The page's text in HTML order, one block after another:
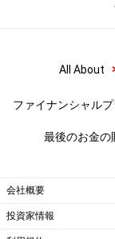
散」に適した、
税制優遇という
ますが、投資信
押さえれば、高
All About
ファイナンシャル
最後のお金の
会社概要
投資家情報